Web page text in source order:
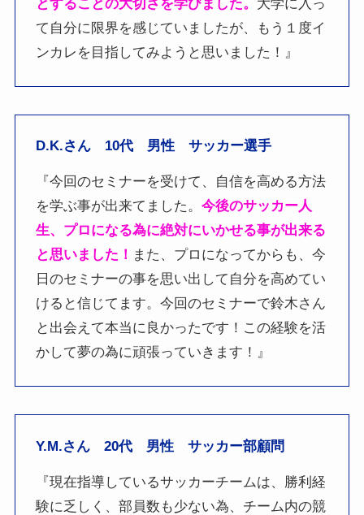
とすることの大切さを学びました。 大学に入っ
て自分に限界を感じていましたが、もう１度イ
ンカレを目指してみようと思いました！』
D.K.さん 10代 男性 サッカー選手
『今回のセミナーを受けて、自信を高める方法
を学ぶ事が出来てました。今後のサッカー人
生、プロになる為に絶対にいかせる事が出来る
と思いました！ また、プロになってからも、今
日のセミナーの事を思い出して自分を高めてい
けると信じてます。今回のセミナーで鈴木さん
と出会えて本当に良かったです！この経験を活
かして夢の為に頑張っていきます！』
Y.M.さん 20代 男性 サッカー部顧問
『現在指導しているサッカーチームは、勝利経
験に乏しく、部員数も少ない為、チーム内の競